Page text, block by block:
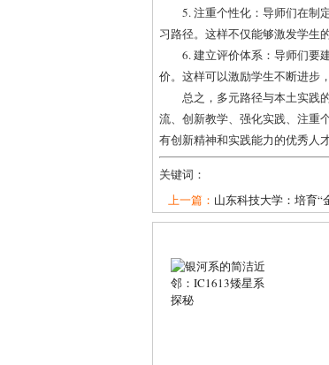
5. 注重个性化：导师们在制
习路径。这样不仅能够激发学生
6. 建立评价体系：导师们要
价。这样可以激励学生不断进步
总之，多元路径与本土实践
流、创新教学、强化实践、注重
有创新精神和实践能力的优秀人才
关键词：
上一篇： 山东科技大学：培育“